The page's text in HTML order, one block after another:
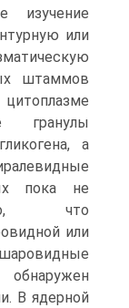
изучение
или
штаммов
гранулы
а
пока не
что
или
В ядерной